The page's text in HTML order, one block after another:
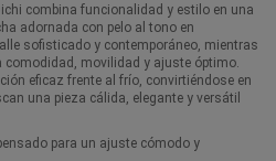
combina funcionalidad y estilo en una
adornada con pelo al tono en
sofisticado y contemporáneo, mientras
comodidad, movilidad y ajuste óptimo.
eficaz frente al frío, convirtiéndose en
una pieza cálida, elegante y versátil
para un ajuste cómodo y